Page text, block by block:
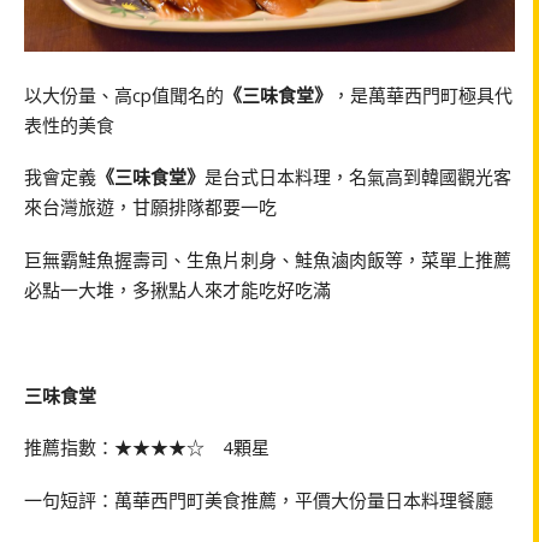
以大份量、高cp值聞名的 《三味食堂》
，是萬華西門町極具代
表性的美食
我會定義 《三味食堂》 是台式日本料理，名氣高到韓國觀光客
來台灣旅遊，甘願排隊都要一吃
巨無霸鮭魚握壽司、生魚片刺身、鮭魚滷肉飯等，菜單上推薦
必點一大堆，多揪點人來才能吃好吃滿
三味食堂
推薦指數：★★★★☆ 4顆星
一句短評：萬華西門町美食推薦，平價大份量日本料理餐廳